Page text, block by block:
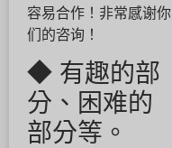
容易合作！非常感谢你
们的咨询！
◆ 有趣的部
分、困难的
部分等。